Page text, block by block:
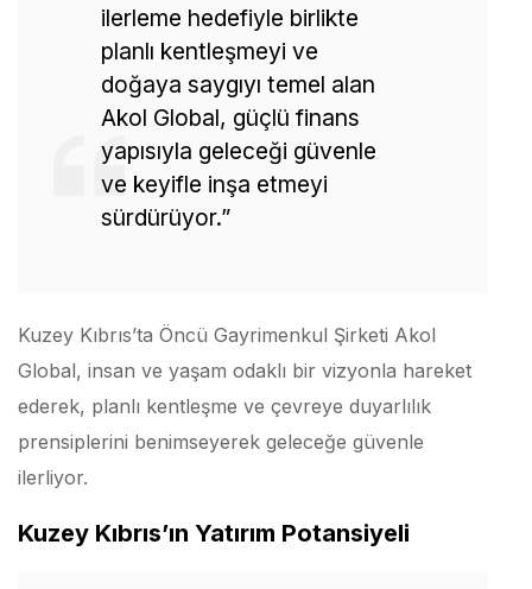
ilerleme hedefiyle birlikte
planlı kentleşmeyi ve
doğaya saygıyı temel alan
Akol Global, güçlü finans
yapısıyla geleceği güvenle
ve keyifle inşa etmeyi
sürdürüyor.”
Kuzey Kıbrıs’ta Öncü Gayrimenkul Şirketi Akol
Global, insan ve yaşam odaklı bir vizyonla hareket
ederek, planlı kentleşme ve çevreye duyarlılık
prensiplerini benimseyerek geleceğe güvenle
ilerliyor.
Kuzey Kıbrıs’ın Yatırım Potansiyeli